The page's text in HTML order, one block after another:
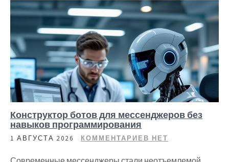
Конструктор ботов для мессенджеров без
навыков программирования
1 АВГУСТА 2026 КОММЕНТАРИЕВ НЕТ